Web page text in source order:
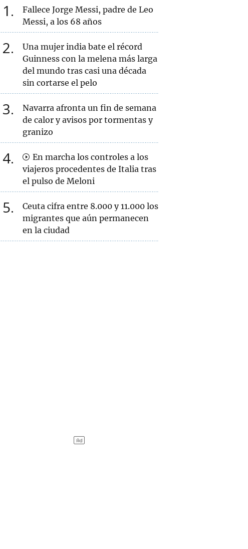
1
Fallece Jorge Messi, padre de Leo
Messi, a los 68 años
2
Una mujer india bate el récord
Guinness con la melena más larga
del mundo tras casi una década
sin cortarse el pelo
3
Navarra afronta un fin de semana
de calor y avisos por tormentas y
granizo
4
En marcha los controles a los
viajeros procedentes de Italia tras
el pulso de Meloni
5
Ceuta cifra entre 8.000 y 11.000 los
migrantes que aún permanecen
en la ciudad